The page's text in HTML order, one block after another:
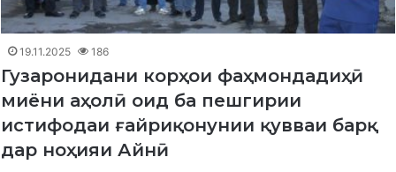
19.11.2025 186
Гузаронидани корҳои фаҳмондадиҳӣ
миёни аҳолӣ оид ба пешгирии
истифодаи ғайриқонунии қувваи барқ
дар ноҳияи Айнӣ